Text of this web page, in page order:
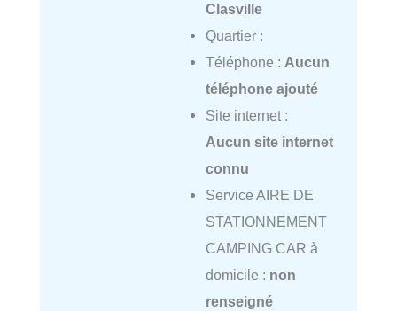
Clasville
Quartier :
Téléphone : Aucun
téléphone ajouté
Site internet :
Aucun site internet
connu
Service AIRE DE
STATIONNEMENT
CAMPING CAR à
domicile : non
renseigné